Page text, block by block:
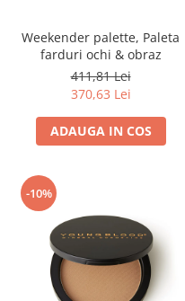
Weekender palette, Paleta
farduri ochi & obraz
411,81 Lei
370,63 Lei
ADAUGA IN COS
-10%